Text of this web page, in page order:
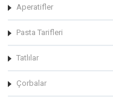
Aperatifler
Pasta Tarifleri
Tatlılar
Çorbalar